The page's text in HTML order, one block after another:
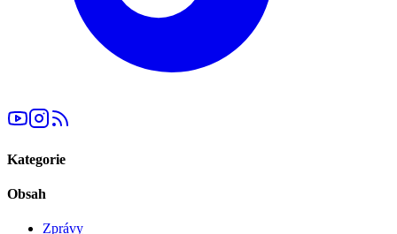
Kategorie
Obsah
Zprávy